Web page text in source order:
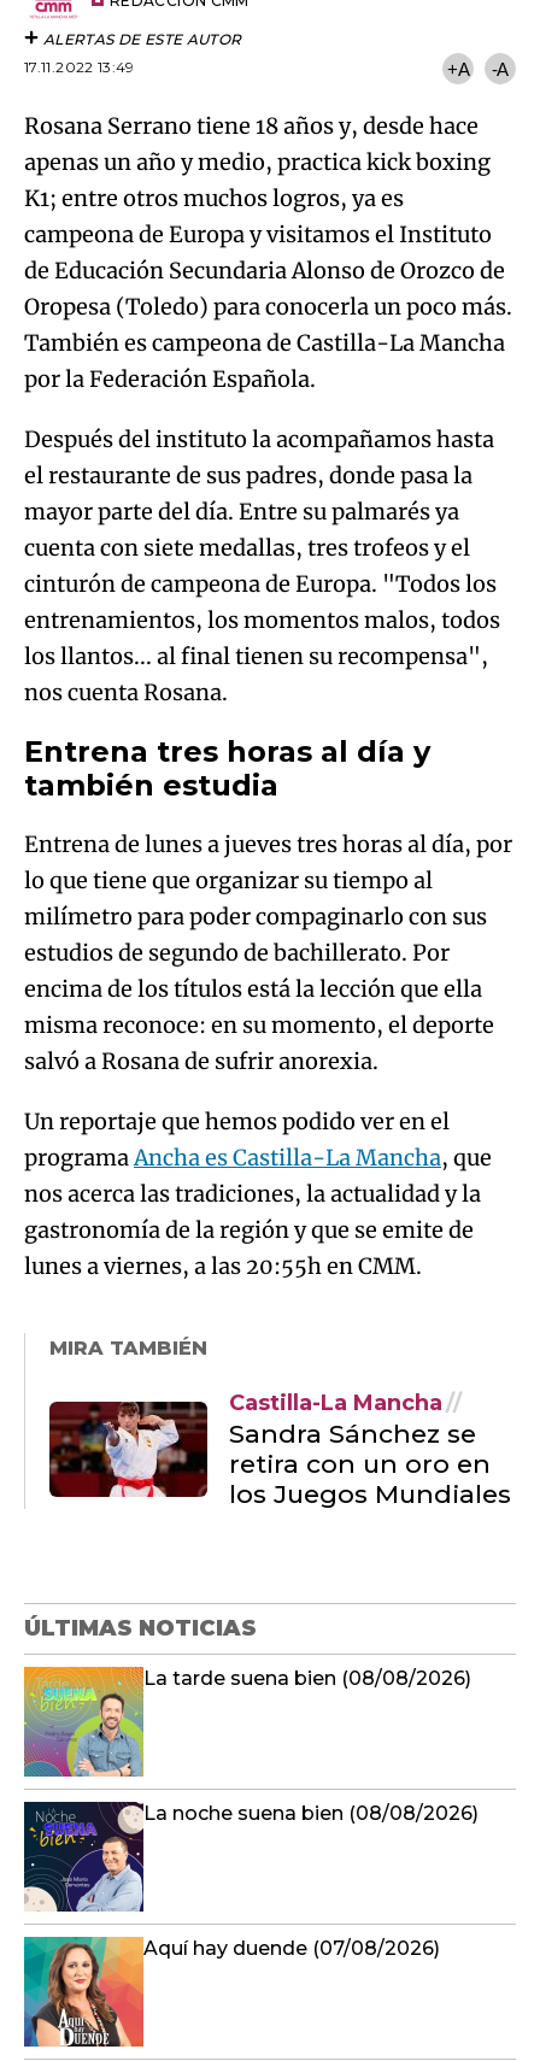
ALERTAS DE ESTE AUTOR
17.11.2022 13:49
+A -A
Rosana Serrano tiene 18 años y, desde hace
apenas un año y medio, practica kick boxing
K1; entre otros muchos logros, ya es
campeona de Europa y visitamos el Instituto
de Educación Secundaria Alonso de Orozco de
Oropesa (Toledo) para conocerla un poco más.
También es campeona de Castilla-La Mancha
por la Federación Española.
Después del instituto la acompañamos hasta
el restaurante de sus padres, donde pasa la
mayor parte del día. Entre su palmarés ya
cuenta con siete medallas, tres trofeos y el
cinturón de campeona de Europa. "Todos los
entrenamientos, los momentos malos, todos
los llantos... al final tienen su recompensa",
nos cuenta Rosana.
Entrena tres horas al día y
también estudia
Entrena de lunes a jueves tres horas al día, por
lo que tiene que organizar su tiempo al
milímetro para poder compaginarlo con sus
estudios de segundo de bachillerato. Por
encima de los títulos está la lección que ella
misma reconoce: en su momento, el deporte
salvó a Rosana de sufrir anorexia.
Un reportaje que hemos podido ver en el
programaAncha es Castilla-La Mancha, que
nos acerca las tradiciones, la actualidad y la
gastronomía de la región y que se emite de
lunes a viernes, a las 20:55h en CMM.
MIRA TAMBIÉN
Castilla-La Mancha
Sandra Sánchez se
retira con un oro en
los Juegos Mundiales
ÚLTIMAS NOTICIAS
La tarde suena bien (08/08/2026)
La noche suena bien (08/08/2026)
Aquí hay duende (07/08/2026)